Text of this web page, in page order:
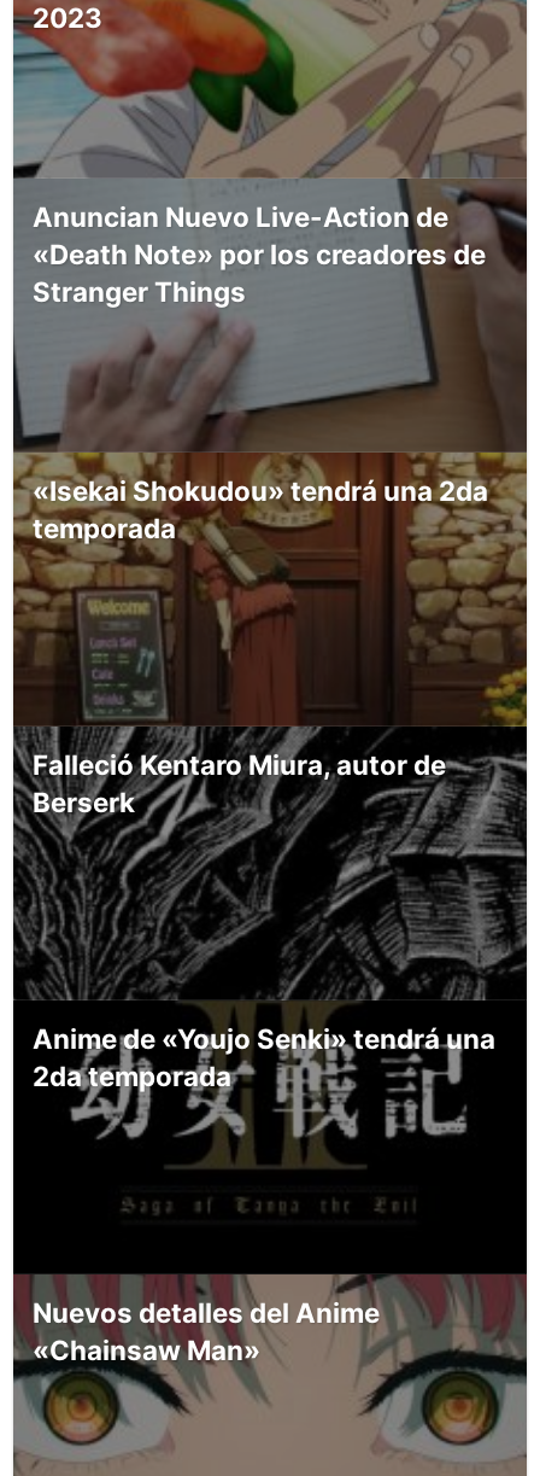
2023
Anuncian Nuevo Live-Action de
«Death Note» por los creadores de
Stranger Things
«Isekai Shokudou» tendrá una 2da
temporada
Falleció Kentaro Miura, autor de
Berserk
Anime de «Youjo Senki» tendrá una
2da temporada
Nuevos detalles del Anime
«Chainsaw Man»